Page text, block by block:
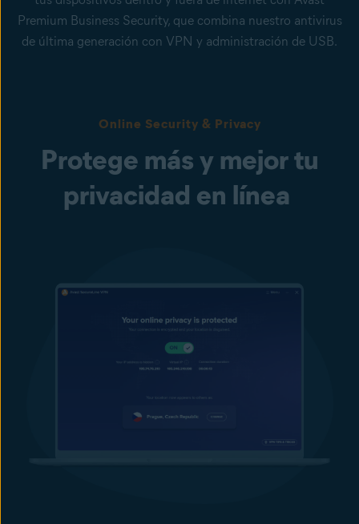
Premium Business Security, que combina nuestro antivirus
de última generación con VPN y administración de USB.
Online Security & Privacy
Protege más y mejor tu
privacidad en línea